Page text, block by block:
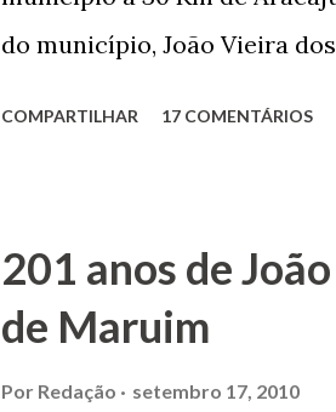
do município, João Vieira
se dedicar aos estudos, e
primeiro plano para auxiliar
garçon, dono de bar, de
COMPARTILHAR 17 COMENTÁRIOS
201 anos de
de Maruim
Por Redação setembro 17, 2010